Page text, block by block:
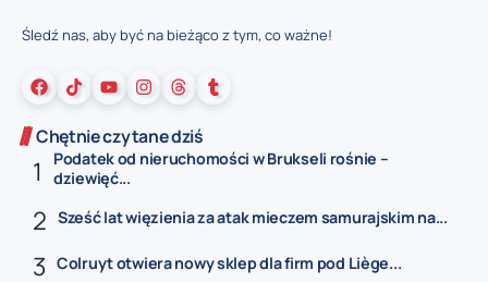
Śledź nas, aby być na bieżąco z tym, co ważne!
Chętnie czytane dziś
Podatek od nieruchomości w Brukseli rośnie –
dziewięć...
Sześć lat więzienia za atak mieczem samurajskim na...
Colruyt otwiera nowy sklep dla firm pod Liège...